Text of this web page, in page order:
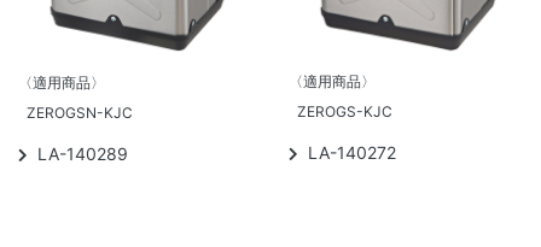
〈適用商品〉
ZEROGSN-KJC
LA-140289
〈適用商品〉
ZEROGS-KJC
LA-140272